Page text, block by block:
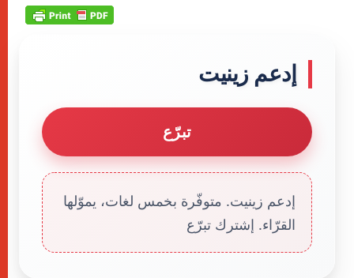
إدعم زينيت
تبرّع
إدعم زينيت. متوفّرة بخمس لغات، يموّلها
القرّاء. إشترك تبرّع